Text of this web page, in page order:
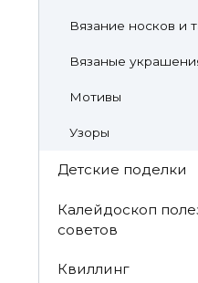
Вязание носков и
Вязаные
Мотивы
Узоры
Детские поделки
Калейдоскоп
советов
Квиллинг